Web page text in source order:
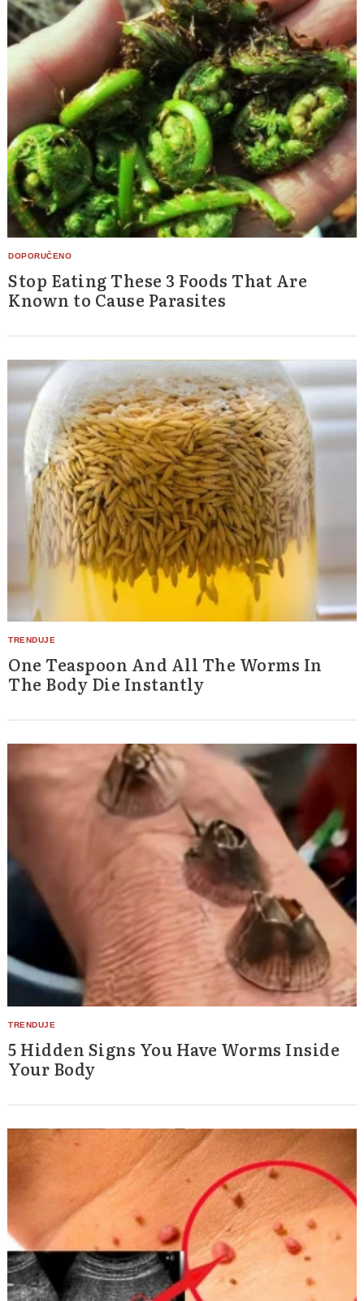
Stop Eating These 3 Foods That Are
Known to Cause Parasites
One Teaspoon And All The Worms In
The Body Die Instantly
5 Hidden Signs You Have Worms Inside
Your Body